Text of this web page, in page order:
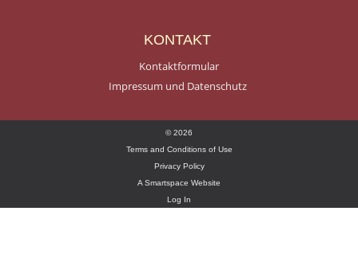
KONTAKT
Kontaktformular
Impressum und Datenschutz
© 2026
Terms and Conditions of Use
Privacy Policy
A Smartspace Website
Log In